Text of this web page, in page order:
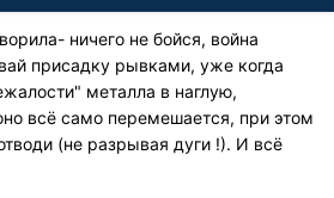
ничего не бойся, война
присадку рывками, уже когда
металла в наглую,
всё само перемешается, при этом
(не разрывая дуги !). И всё